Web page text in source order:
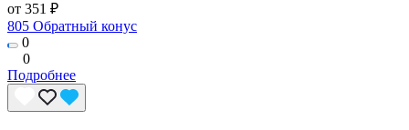
от 351 ₽
805 Обратный конус
0
0
Подробнее